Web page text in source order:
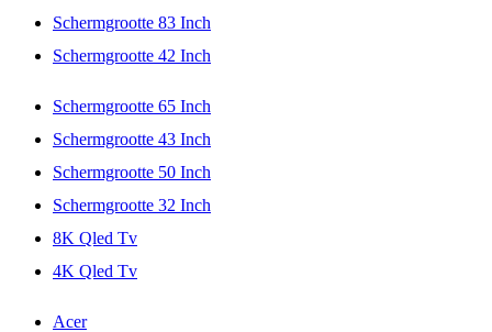
Schermgrootte 83 Inch
Schermgrootte 42 Inch
Schermgrootte 65 Inch
Schermgrootte 43 Inch
Schermgrootte 50 Inch
Schermgrootte 32 Inch
8K Qled Tv
4K Qled Tv
Acer